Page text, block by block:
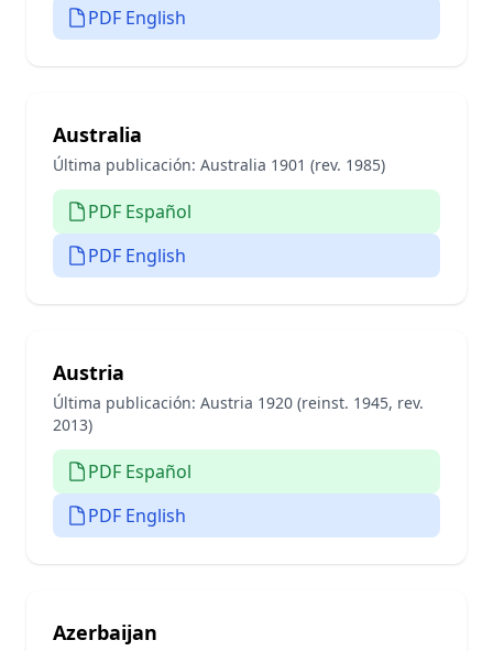
PDF English
Australia
Última publicación: Australia 1901 (rev. 1985)
PDF Español
PDF English
Austria
Última publicación: Austria 1920 (reinst. 1945, rev.
2013)
PDF Español
PDF English
Azerbaijan